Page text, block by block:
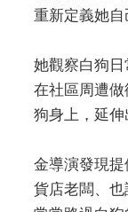
重新定義她自
她觀察白狗
在社區周遭
狗身上，延伸
金導演發現
貨店老闆、